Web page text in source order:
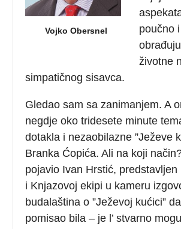
Vojko Obersnel
poučno
životne
simpatičnog sisavca.
Gledao sam sa zanimanjem. A
negdje oko tridesete minute
dotakla i nezaobilazne ”Ježeve
Branka Ćopića. Ali na koji
pojavio Ivan Hrstić, predstavljen
i Knjazovoj ekipi u kameru
budalaština o ”Ježevoj kućici”
pomisao bila – je l’ stvarno